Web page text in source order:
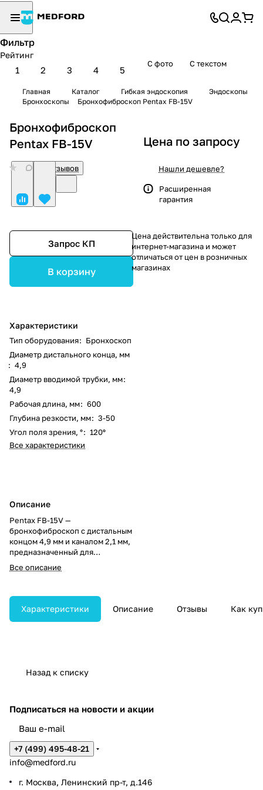
Фильтр
Рейтинг
1 2 3 4 5
С фото С текстом
Главная Каталог Гибкая эндоскопия
Эндоскопы
Бронхоскопы
Бронхофиброскоп Pentax FB-15V
Бронхофиброскоп
Pentax FB-15V
Нет отзывов
Запрос КП
В корзину
Характеристики
Тип оборудования: Бронхоскоп
Диаметр дистального конца, мм
: 4,9
Диаметр вводимой трубки, мм:
4,9
Рабочая длина, мм: 600
Глубина резкости, мм: 3-50
Угол поля зрения, °: 120º
Все характеристики
Описание
Pentax FB-15V —
бронхофиброскоп с дистальным
концом 4,9 мм и каналом 2,1 мм,
предназначенный для
диагностики дыхательных
путей. Обеспечивает глубину
дистальной части 180° вверх и
130° вниз.
Все описание
Цена по запросу
Нашли дешевле?
Расширенная
гарантия
Цена действительна только для
интернет-магазина и может
отличаться от цен в розничных
магазинах
Характеристики Описание Отзывы Как
Назад к списку
Подписаться на новости и акции
+7 (499) 495-48-21
info@medford.ru
г. Москва, Ленинский пр-т, д.146